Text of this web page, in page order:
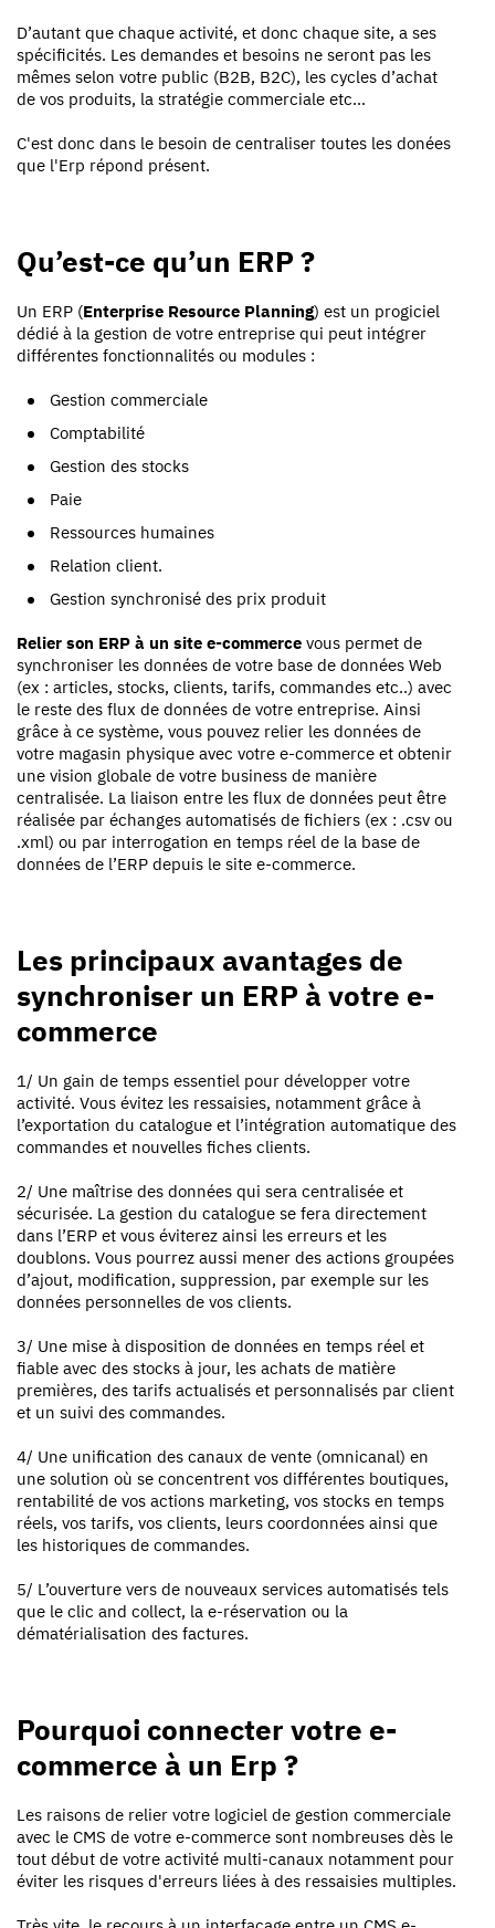
D’autant que chaque activité, et donc chaque site, a ses
spécificités. Les demandes et besoins ne seront pas les
mêmes selon votre public (B2B, B2C), les cycles d’achat
de vos produits, la stratégie commerciale etc...
C'est donc dans le besoin de centraliser toutes les donées
que l'Erp répond présent.
Qu’est-ce qu’un ERP ?
Un ERP (Enterprise Resource Planning) est un progiciel
dédié à la gestion de votre entreprise qui peut intégrer
différentes fonctionnalités ou modules :
Gestion commerciale
Comptabilité
Gestion des stocks
Paie
Ressources humaines
Relation client.
Gestion synchronisé des prix produit
Relier son ERP à un site e-commerce vous permet de
synchroniser les données de votre base de données Web
(ex : articles, stocks, clients, tarifs, commandes etc..) avec
le reste des flux de données de votre entreprise. Ainsi
grâce à ce système, vous pouvez relier les données de
votre magasin physique avec votre e-commerce et obtenir
une vision globale de votre business de manière
centralisée. La liaison entre les flux de données peut être
réalisée par échanges automatisés de fichiers (ex : .csv ou
.xml) ou par interrogation en temps réel de la base de
données de l’ERP depuis le site e-commerce.
Les principaux avantages de
synchroniser un ERP à votre e-
commerce
1/ Un gain de temps essentiel pour développer votre
activité. Vous évitez les ressaisies, notamment grâce à
l’exportation du catalogue et l’intégration automatique des
commandes et nouvelles fiches clients.
2/ Une maîtrise des données qui sera centralisée et
sécurisée. La gestion du catalogue se fera directement
dans l’ERP et vous éviterez ainsi les erreurs et les
doublons. Vous pourrez aussi mener des actions groupées
d’ajout, modification, suppression, par exemple sur les
données personnelles de vos clients.
3/ Une mise à disposition de données en temps réel et
fiable avec des stocks à jour, les achats de matière
premières, des tarifs actualisés et personnalisés par client
et un suivi des commandes.
4/ Une unification des canaux de vente (omnicanal) en
une solution où se concentrent vos différentes boutiques,
rentabilité de vos actions marketing, vos stocks en temps
réels, vos tarifs, vos clients, leurs coordonnées ainsi que
les historiques de commandes.
5/ L’ouverture vers de nouveaux services automatisés tels
que le clic and collect, la e-réservation ou la
dématérialisation des factures.
Pourquoi connecter votre e-
commerce à un Erp ?
Les raisons de relier votre logiciel de gestion commerciale
avec le CMS de votre e-commerce sont nombreuses dès le
tout début de votre activité multi-canaux notamment pour
éviter les risques d'erreurs liées à des ressaisies multiples.